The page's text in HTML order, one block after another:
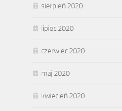
sierpień 2020
lipiec 2020
czerwiec 2020
maj 2020
kwiecień 2020